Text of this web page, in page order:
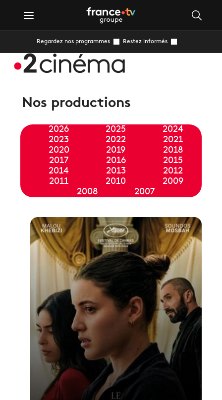
Regardez nos programmes Restez informés
Nos productions
2026 2025
2024
2023
2022
2021
2020
2019
2018
2017
2016
2015
2014
2013
2012
2011
2010
2009
2008
2007